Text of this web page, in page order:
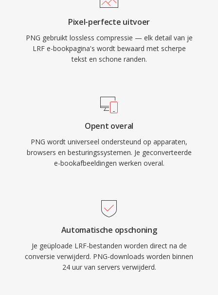
Pixel-perfecte uitvoer
PNG gebruikt lossless compressie — elk detail van je
LRF e-bookpagina's wordt bewaard met scherpe
tekst en schone randen.
Opent overal
PNG wordt universeel ondersteund op apparaten,
browsers en besturingssystemen. Je geconverteerde
e-bookafbeeldingen werken overal.
Automatische opschoning
Je geüploade LRF-bestanden worden direct na de
conversie verwijderd. PNG-downloads worden binnen
24 uur van servers verwijderd.